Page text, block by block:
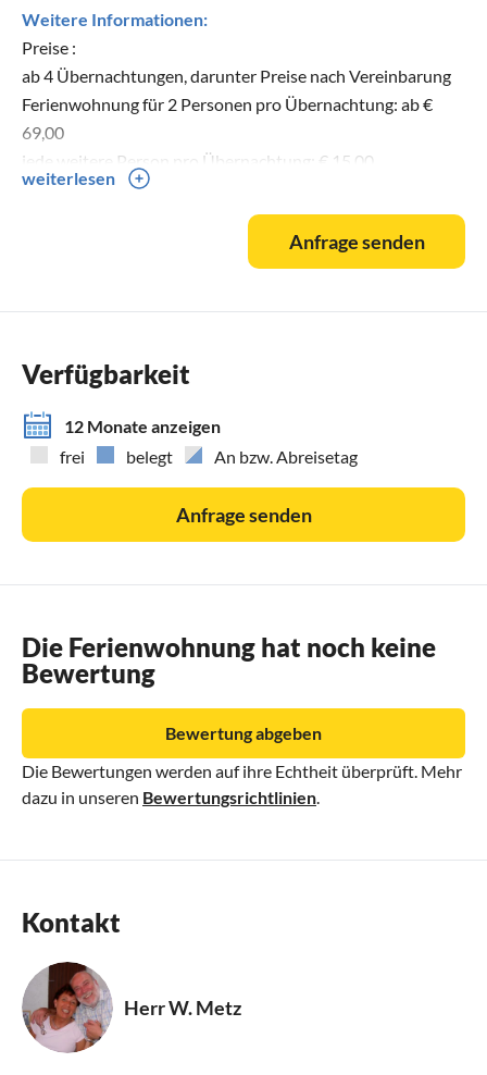
Weitere Informationen:
Preise :
ab 4 Übernachtungen, darunter Preise nach Vereinbarung
Ferienwohnung für 2 Personen pro Übernachtung: ab €
69,00
jede weitere Person pro Übernachtung: € 15,00
Die Anreise ist ab 15 Uhr möglich. Bitte beachten Sie, dass
die Abreise auf Rücksicht auf anreisende Gäste bereits ab
Haustier
weiterlesen
Anfrage senden
Verfügbarkeit
12 Monate anzeigen
frei
belegt An bzw. Abreisetag
Anfrage senden
Die Ferienwohnung hat noch keine
Bewertung
Die Bewertungen werden auf ihre Echtheit überprüft. Mehr
dazu in unseren Bewertungsrichtlinien
Bewertung abgeben
Kontakt
Herr W. Metz